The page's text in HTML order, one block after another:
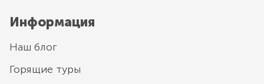
Информация
Наш блог
Горящие туры